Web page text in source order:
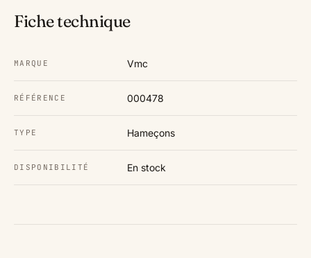
Fiche technique
MARQUE Vmc
RÉFÉRENCE 000478
TYPE Hameçons
DISPONIBILITÉ En stock